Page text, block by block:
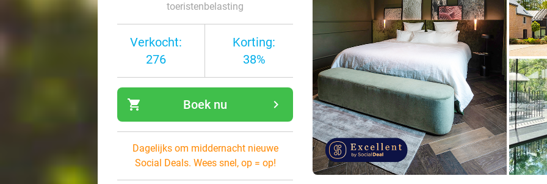
toeristenbelasting
Verkocht:
276
Korting:
38%
shopping_cart navigate_next
Boek nu
Dagelijks om middernacht nieuwe
Social Deals. Wees snel, op = op!